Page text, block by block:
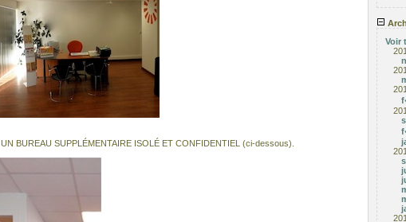
UN BUREAU SUPPLÉMENTAIRE ISOLÉ ET CONFIDENTIEL (ci-dessous).
Voir